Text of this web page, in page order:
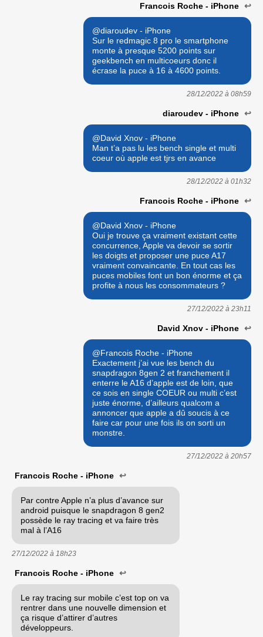
Francois Roche - iPhone ↩
@diaroudev - iPhone
Sur le redmagic 8 pro le smartphone
monte à presque 5200 points sur
geekbench en multicoeurs donc il
écrase la puce à 16 à 4600 points.
28/12/2022 à 08h59
diaroudev - iPhone ↩
@David Xnov - iPhone
Man t’a pas lu les bench single et multi
coeur où apple est tjrs en avance
28/12/2022 à 01h32
Francois Roche - iPhone ↩
@David Xnov - iPhone
Oui je trouve ça vraiment existant cette
concurrence, Apple va devoir se sortir
les doigts et proposer une puce A17
vraiment convaincante. En tout cas les
puces mobiles font un bon énorme et ça
profite à nous les consommateurs ?
27/12/2022 à 23h11
David Xnov - iPhone ↩
@Francois Roche - iPhone
Exactement j’ai vue les bench du
snapdragon 8gen 2 et franchement il
enterre le A16 d’apple est de loin, que
ce sois en single COEUR ou multi c’est
juste énorme, d’ailleurs qualcom a
annoncer que apple a dû soucis à ce
faire car pour une fois ils on sorti un
monstre.
27/12/2022 à 20h57
Francois Roche - iPhone ↩
Par contre Apple n’a plus d’avance sur
android puisque le snapdragon 8 gen2
possède le ray tracing et va faire très
mal à l’A16
27/12/2022 à 18h23
Francois Roche - iPhone ↩
Le ray tracing sur mobile c’est top on va
rentrer dans une nouvelle dimension et
ça risque d’attirer d’autres
développeurs.